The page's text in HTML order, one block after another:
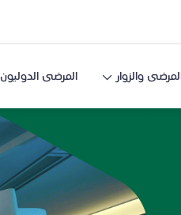
والزوار المرضى الدوليون